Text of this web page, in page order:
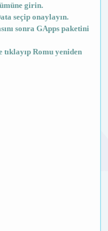
girin.
seçip onaylayın.
sonra GApps paketini
Romu yeniden